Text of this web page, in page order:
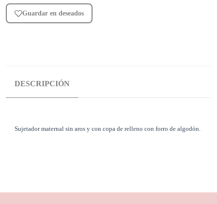
Guardar en deseados
DESCRIPCIÓN
Sujetador maternal sin aros y con copa de relleno con forro de algodón.